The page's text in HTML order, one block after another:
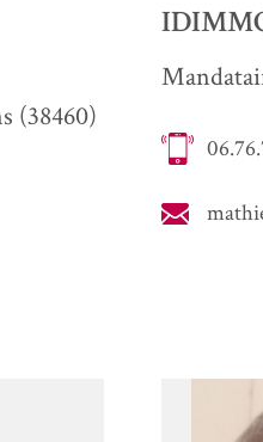
(38460)